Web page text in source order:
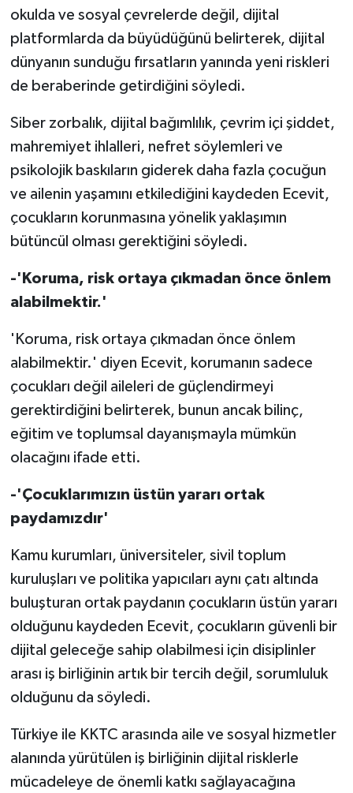
okulda ve sosyal çevrelerde değil, dijital
platformlarda da büyüdüğünü belirterek, dijital
dünyanın sunduğu fırsatların yanında yeni riskleri
de beraberinde getirdiğini söyledi.
Siber zorbalık, dijital bağımlılık, çevrim içi şiddet,
mahremiyet ihlalleri, nefret söylemleri ve
psikolojik baskıların giderek daha fazla çocuğun
ve ailenin yaşamını etkilediğini kaydeden Ecevit,
çocukların korunmasına yönelik yaklaşımın
bütüncül olması gerektiğini söyledi.
-'Koruma, risk ortaya çıkmadan önce önlem
alabilmektir.'
'Koruma, risk ortaya çıkmadan önce önlem
alabilmektir.' diyen Ecevit, korumanın sadece
çocukları değil aileleri de güçlendirmeyi
gerektirdiğini belirterek, bunun ancak bilinç,
eğitim ve toplumsal dayanışmayla mümkün
olacağını ifade etti.
-'Çocuklarımızın üstün yararı ortak
paydamızdır'
Kamu kurumları, üniversiteler, sivil toplum
kuruluşları ve politika yapıcıları aynı çatı altında
buluşturan ortak paydanın çocukların üstün yararı
olduğunu kaydeden Ecevit, çocukların güvenli bir
dijital geleceğe sahip olabilmesi için disiplinler
arası iş birliğinin artık bir tercih değil, sorumluluk
olduğunu da söyledi.
Türkiye ile KKTC arasında aile ve sosyal hizmetler
alanında yürütülen iş birliğinin dijital risklerle
mücadeleye de önemli katkı sağlayacağına